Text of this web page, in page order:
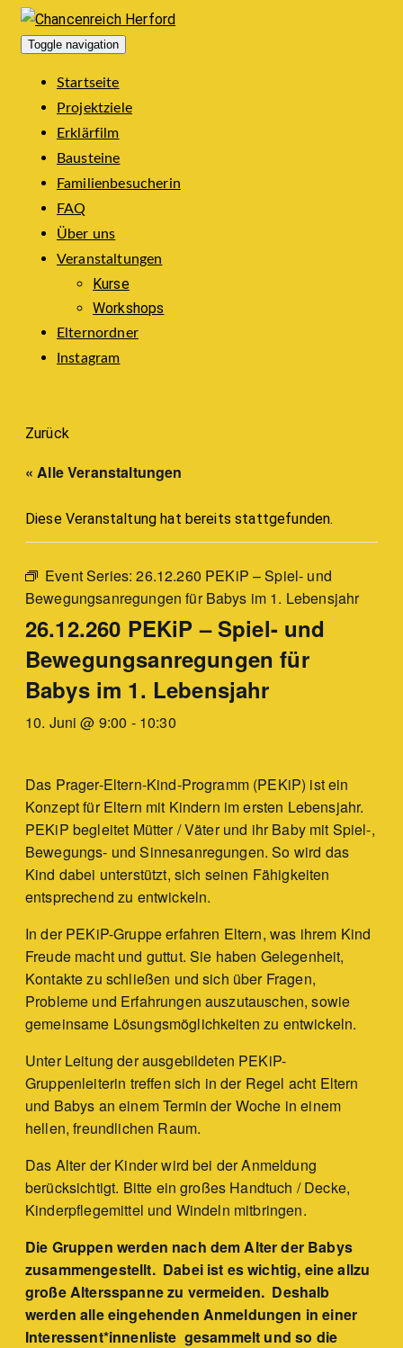
Toggle navigation
Startseite
Projektziele
Erklärfilm
Bausteine
Familienbesucherin
FAQ
Über uns
Veranstaltungen
Kurse
Workshops
Elternordner
Instagram
Zurück
« Alle Veranstaltungen
Diese Veranstaltung hat bereits stattgefunden.
Event Series:26.12.260 PEKiP – Spiel- und
Bewegungsanregungen für Babys im 1. Lebensjahr
26.12.260 PEKiP – Spiel- und
Bewegungsanregungen für
Babys im 1. Lebensjahr
10. Juni @ 9:00 - 10:30
Das Prager-Eltern-Kind-Programm (PEKiP) ist ein
Konzept für Eltern mit Kindern im ersten Lebensjahr.
PEKiP begleitet Mütter / Väter und ihr Baby mit Spiel-,
Bewegungs- und Sinnesanregungen. So wird das
Kind dabei unterstützt, sich seinen Fähigkeiten
entsprechend zu entwickeln.
In der PEKiP-Gruppe erfahren Eltern, was ihrem Kind
Freude macht und guttut. Sie haben Gelegenheit,
Kontakte zu schließen und sich über Fragen,
Probleme und Erfahrungen auszutauschen, sowie
gemeinsame Lösungsmöglichkeiten zu entwickeln.
Unter Leitung der ausgebildeten PEKiP-
Gruppenleiterin treffen sich in der Regel acht Eltern
und Babys an einem Termin der Woche in einem
hellen, freundlichen Raum.
Das Alter der Kinder wird bei der Anmeldung
berücksichtigt. Bitte ein großes Handtuch / Decke,
Kinderpflegemittel und Windeln mitbringen.
Die Gruppen werden nach dem Alter der Babys
zusammengestellt. Dabei ist es wichtig, eine allzu
große Altersspanne zu vermeiden. Deshalb
werden alle eingehenden Anmeldungen in einer
Interessent*innenliste gesammelt und so die